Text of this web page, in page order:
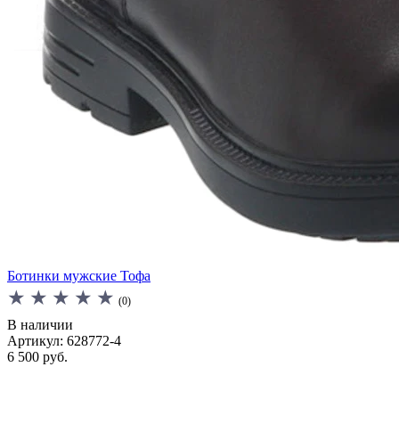
Ботинки мужские Тофа
(0)
В наличии
Артикул: 628772-4
6 500 руб.